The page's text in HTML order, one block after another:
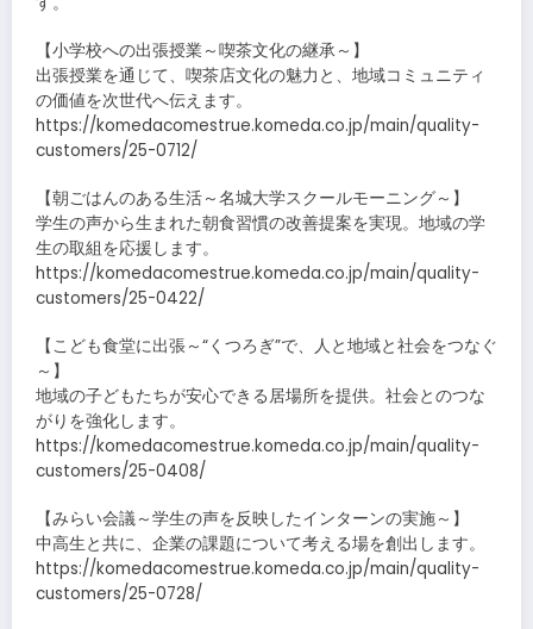
【小学校への出張授業～喫茶文化の継承～】
出張授業を通じて、喫茶店文化の魅力と、地域コミュニティ
の価値を次世代へ伝えます。
https://komedacomestrue.komeda.co.jp/main/quality-
customers/25-0712/
【朝ごはんのある生活～名城大学スクールモーニング～】
学生の声から生まれた朝食習慣の改善提案を実現。地域の学
生の取組を応援します。
https://komedacomestrue.komeda.co.jp/main/quality-
customers/25-0422/
【こども食堂に出張～“くつろぎ”で、人と地域と社会をつなぐ
～】
地域の子どもたちが安心できる居場所を提供。社会とのつな
がりを強化します。
https://komedacomestrue.komeda.co.jp/main/quality-
customers/25-0408/
【みらい会議～学生の声を反映したインターンの実施～】
中高生と共に、企業の課題について考える場を創出します。
https://komedacomestrue.komeda.co.jp/main/quality-
customers/25-0728/